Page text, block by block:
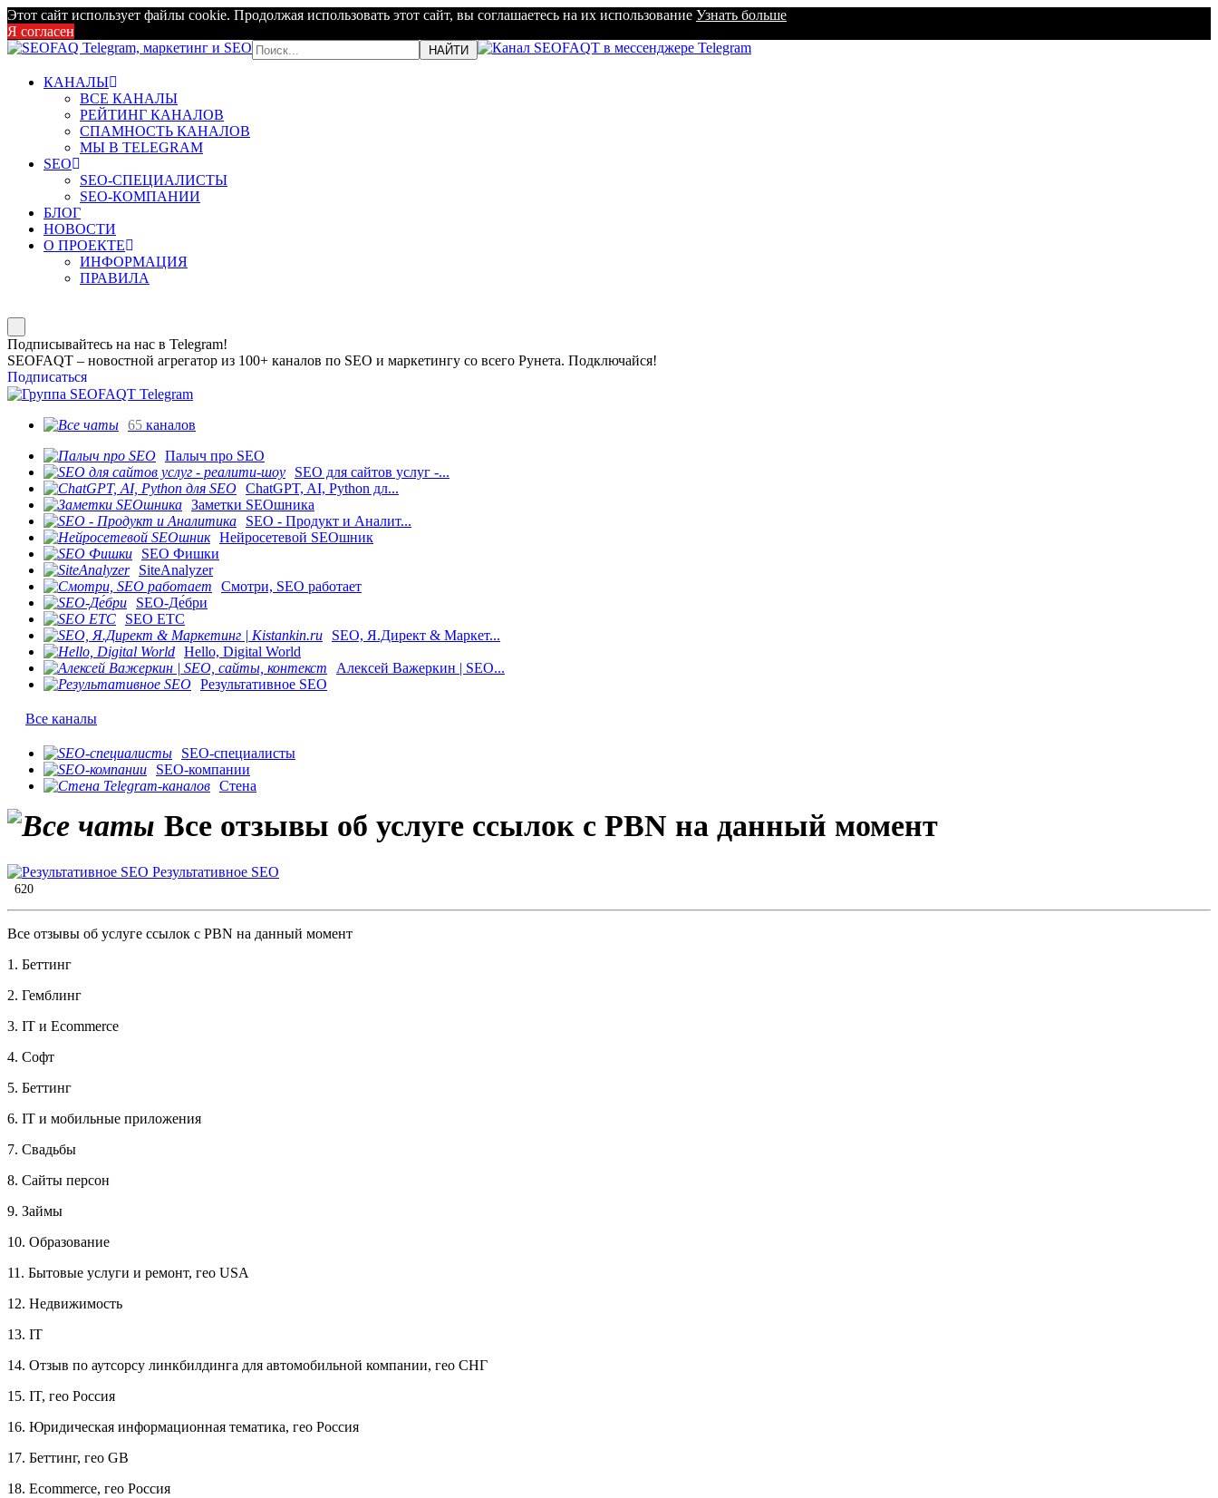
Этот сайт использует файлы cookie. Продолжая использовать этот сайт, вы соглашаетесь на их использование Узнать больше
Я согласен
КАНАЛЫ
ВСЕ КАНАЛЫ
РЕЙТИНГ КАНАЛОВ
СПАМНОСТЬ КАНАЛОВ
МЫ В TELEGRAM
SEO
SEO-СПЕЦИАЛИСТЫ
SEO-КОМПАНИИ
БЛОГ
НОВОСТИ
О ПРОЕКТЕ
ИНФОРМАЦИЯ
ПРАВИЛА
Подписывайтесь на нас в Telegram!
SEOFAQT – новостной агрегатор из 100+ каналов по SEO и маркетингу со всего Рунета. Подключайся!
Подписаться
65 каналов
Палыч про SEO
SEO для сайтов услуг -...
ChatGPT, AI, Python дл...
Заметки SEOшника
SEO - Продукт и Аналит...
Нейросетевой SEOшник
SEO Фишки
SiteAnalyzer
Смотри, SEO работает
SEO-Де́бри
SEO ETC
SEO, Я.Директ & Маркет...
Hello, Digital World
Алексей Важеркин | SEO...
Результативное SEO
Все каналы
SEO-специалисты
SEO-компании
Стена
Все отзывы об услуге ссылок с PBN на данный момент
Результативное SEO
620
Все отзывы об услуге ссылок с PBN на данный момент
1. Беттинг
2. Гемблинг
3. IT и Ecommerce
4. Софт
5. Беттинг
6. IT и мобильные приложения
7. Свадьбы
8. Сайты персон
9. Займы
10. Образование
11. Бытовые услуги и ремонт, гео USA
12. Недвижимость
13. IT
14. Отзыв по аутсорсу линкбилдинга для автомобильной компании, гео СНГ
15. IT, гео Россия
16. Юридическая информационная тематика, гео Россия
17. Беттинг, гео GB
18. Ecommerce, гео Россия